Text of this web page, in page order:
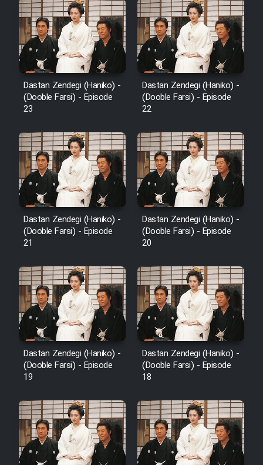
Dastan Zendegi (Haniko) -
(Dooble Farsi) - Episode
23
Dastan Zendegi (Haniko) -
(Dooble Farsi) - Episode
22
Dastan Zendegi (Haniko) -
(Dooble Farsi) - Episode
21
Dastan Zendegi (Haniko) -
(Dooble Farsi) - Episode
20
Dastan Zendegi (Haniko) -
(Dooble Farsi) - Episode
19
Dastan Zendegi (Haniko) -
(Dooble Farsi) - Episode
18